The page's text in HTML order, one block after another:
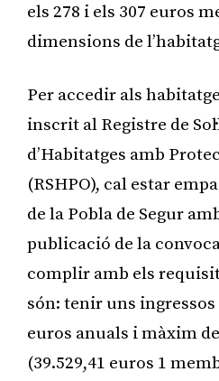
els 278 i els 307 euros
dimensions de
Per accedir als
inscrit al Registre de
d’Habitatges amb
(RSHPO), cal estar
de la Pobla de Segur
publicació de la
complir amb els
són: tenir uns ingressos
euros anuals i màxim de
(39.529,41 euros 1